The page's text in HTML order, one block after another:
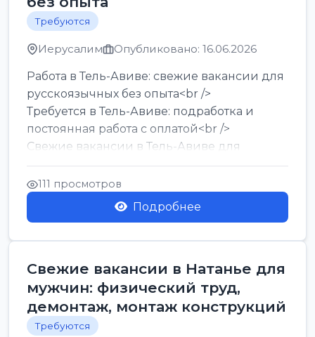
Требуются
Иерусалим Опубликовано: 16.06.2026
Работа в Тель-Авиве: свежие вакансии для
русскоязычных без опыта<br />
Требуется в Тель-Авиве: подработка и
постоянная работа с оплатой<br />
Свежие вакансии в Тель-Авиве для
мужчин и женщин от хозя...
111 просмотров
Подробнее
Свежие вакансии в Натанье для
мужчин: физический труд,
демонтаж, монтаж конструкций
Требуются